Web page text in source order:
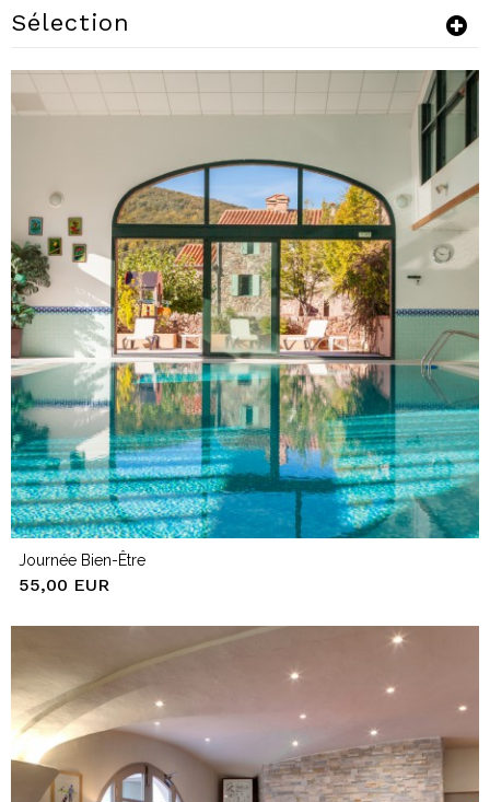
Sélection
Journée Bien-Être
55,00 EUR